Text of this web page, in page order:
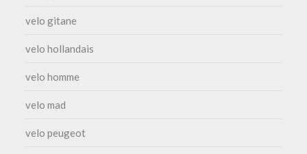
velo gitane
velo hollandais
velo homme
velo mad
velo peugeot